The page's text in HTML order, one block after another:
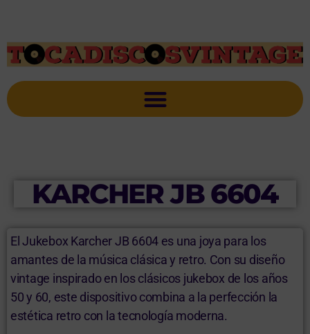
KARCHER JB 6604
El Jukebox Karcher JB 6604 es una joya para los
amantes de la música clásica y retro. Con su diseño
vintage inspirado en los clásicos jukebox de los años
50 y 60, este dispositivo combina a la perfección la
estética retro con la tecnología moderna.